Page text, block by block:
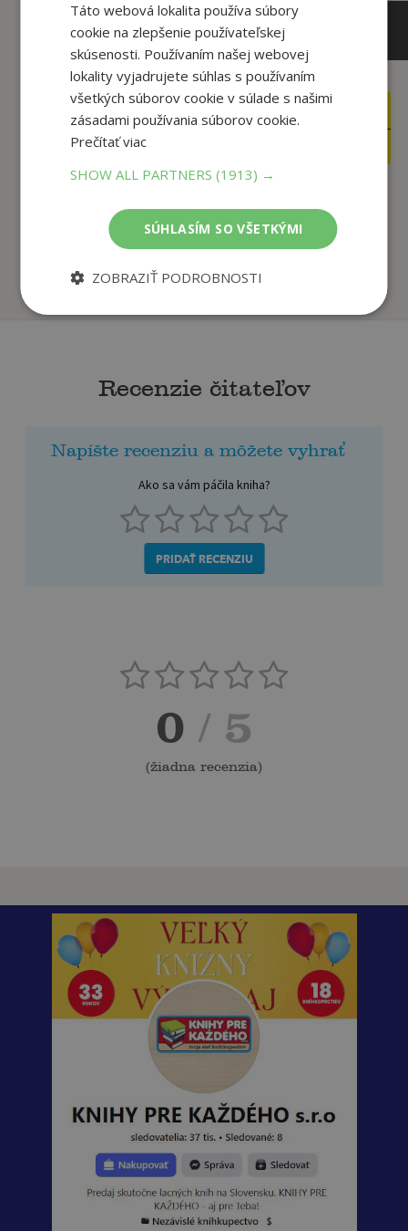
27 €
23
Kúzelný šlabikár
(Kúzelné čítanie) - ...
. kolektív
Predpredaj
. kolektív
Na sklade
Recenzie čitateľov
Napíšte recenziu a môžete vyhrať
Ako sa vám páčila kniha?
PRIDAŤ RECENZIU
0 / 5
(žiadna recenzia)
Táto webová lokalita používa súbory
cookie na zlepšenie používateľskej
skúsenosti. Používaním našej webovej
lokality vyjadrujete súhlas s používaním
všetkých súborov cookie v súlade s našimi
zásadami používania súborov cookie.
Prečítať viac
SHOW ALL PARTNERS(1913) →
SÚHLASÍM SO VŠETKÝMI
ZOBRAZIŤ PODROBNOSTI